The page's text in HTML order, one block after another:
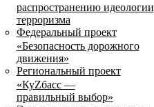
распространению идеологии
терроризма
Федеральный проект
«Безопасность дорожного
движения»
Региональный проект
«КуZбасс —
правильный выбор»